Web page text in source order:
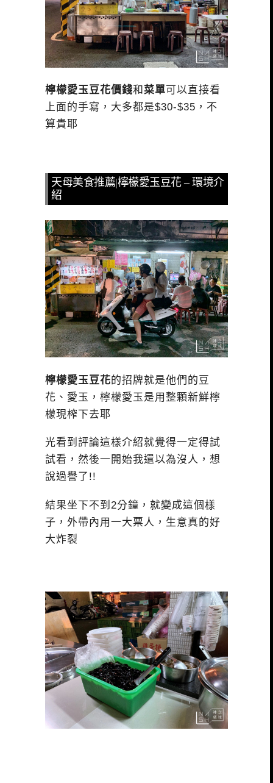
檸檬愛玉豆花價錢和 菜單可以直接看
上面的手寫，大多都是$30-$35，不
算貴耶
天母美食推薦|檸檬愛玉豆花 – 環境介
紹
檸檬愛玉豆花的招牌就是他們的豆
花、愛玉，檸檬愛玉是用整顆新鮮檸
檬現榨下去耶
光看到評論這樣介紹就覺得一定得試
試看，然後一開始我還以為沒人，想
說過譽了!!
結果坐下不到2分鐘，就變成這個樣
子，外帶內用一大票人，生意真的好
大炸裂